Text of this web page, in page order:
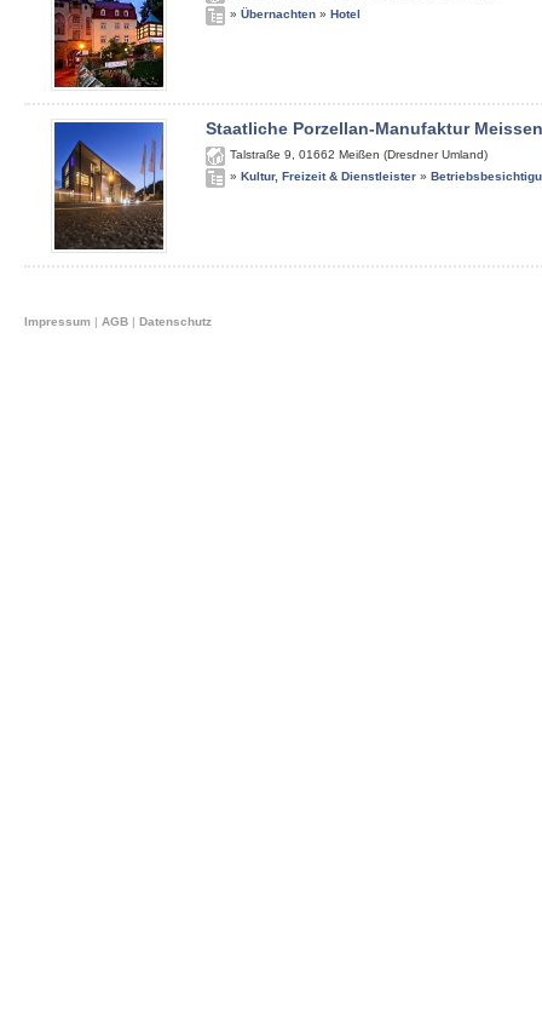
» Übernachten » Hotel
Staatliche Porzellan-Manufaktur Meissen
Talstraße 9 01662 Meißen (Dresdner Umland)
» Kultur, Freizeit & Dienstleister »
Impressum | AGB | Datenschutz